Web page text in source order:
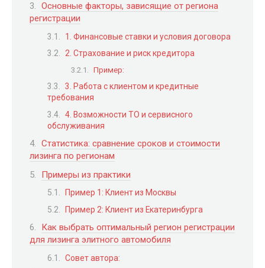
Основные факторы, зависящие от региона
регистрации
1. Финансовые ставки и условия договора
2. Страхование и риск кредитора
Пример:
3. Работа с клиентом и кредитные
требования
4. Возможности ТО и сервисного
обслуживания
Статистика: сравнение сроков и стоимости
лизинга по регионам
Примеры из практики
Пример 1: Клиент из Москвы
Пример 2: Клиент из Екатеринбурга
Как выбрать оптимальный регион регистрации
для лизинга элитного автомобиля
Совет автора: